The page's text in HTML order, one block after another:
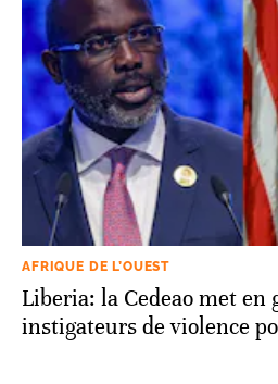
AFRIQUE DE L’OUEST
Liberia: la Cedeao met en
instigateurs de violence